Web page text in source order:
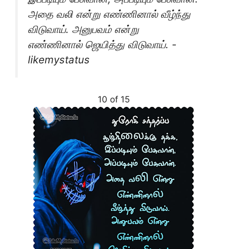
அதை வலி என்று எண்ணினால் வீழ்ந்து
விடுவாய். அனுபவம் என்று
எண்ணினால் ஜெயித்து விடுவாய். -
likemystatus
10 of 15